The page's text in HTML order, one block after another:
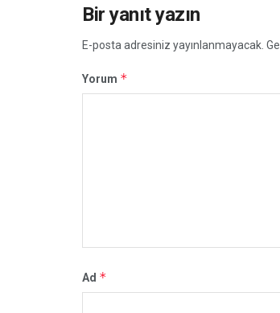
Bir yanıt yazın
E-posta adresiniz yayınlanmayacak.
Yorum *
Ad *